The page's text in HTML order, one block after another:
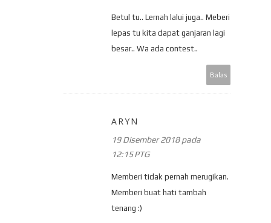
Betul tu.. Lernah lalui juga.. Meberi
lepas tu kita dapat ganjaran lagi
besar.. Wa ada contest..
Balas
ARYN
19 Disember 2018 pada
12:15 PTG
Memberi tidak pernah merugikan.
Memberi buat hati tambah
tenang :)